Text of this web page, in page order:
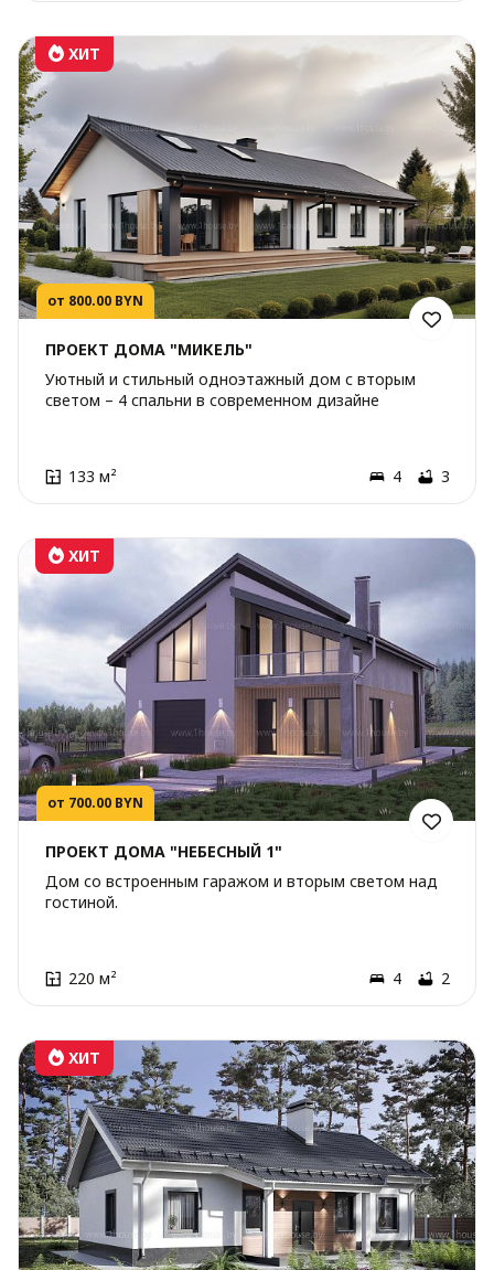
от 800.00 BYN
ХИТ
ПРОЕКТ ДОМА "МИКЕЛЬ"
Уютный и стильный одноэтажный дом с вторым
светом – 4 спальни в современном дизайне
133 м² 4 3
от 700.00 BYN
ХИТ
ПРОЕКТ ДОМА "НЕБЕСНЫЙ 1"
Дом со встроенным гаражом и вторым светом над
гостиной.
220 м² 4 2
ХИТ